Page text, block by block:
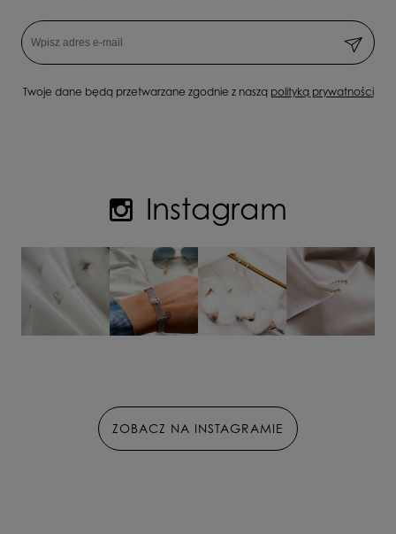
Twoje dane będą przetwarzane zgodnie z naszą polityką prywatności
Instagram
ZOBACZ NA INSTAGRAMIE